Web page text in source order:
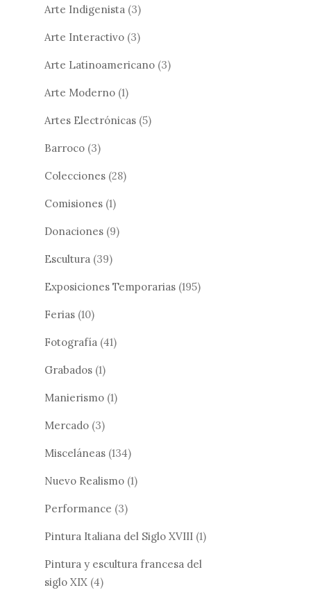
Arte Indigenista (3)
Arte Interactivo (3)
Arte Latinoamericano (3)
Arte Moderno (1)
Artes Electrónicas (5)
Barroco (3)
Colecciones (28)
Comisiones (1)
Donaciones (9)
Escultura (39)
Exposiciones Temporarias (195)
Ferias (10)
Fotografía (41)
Grabados (1)
Manierismo (1)
Mercado (3)
Misceláneas (134)
Nuevo Realismo (1)
Performance (3)
Pintura Italiana del Siglo XVIII (1)
Pintura y escultura francesa del
siglo XIX (4)